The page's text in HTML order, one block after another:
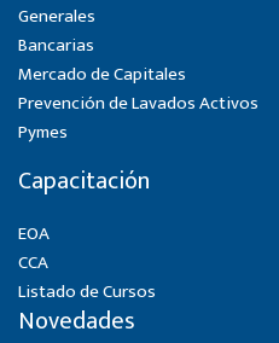
Generales
Bancarias
Mercado de Capitales
Prevención de Lavados Activos
Pymes
Capacitación
EOA
CCA
Listado de Cursos
Novedades